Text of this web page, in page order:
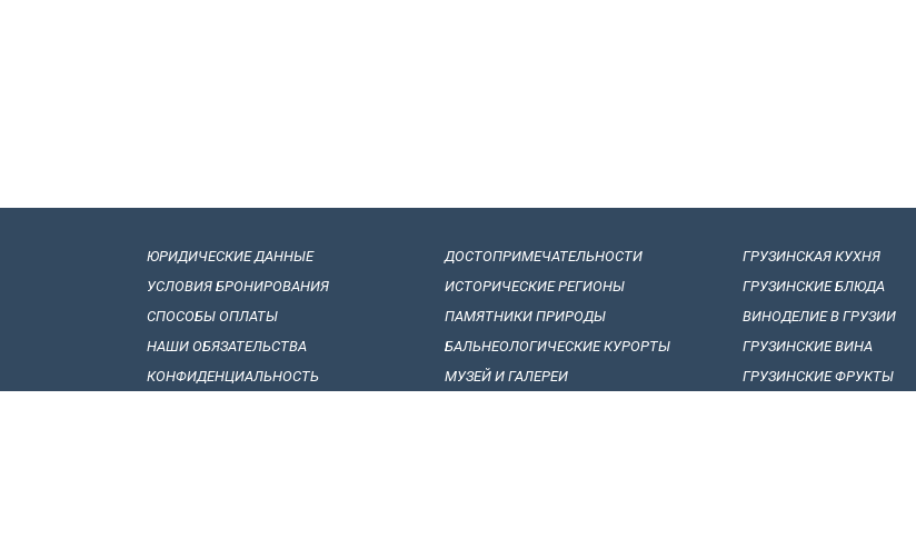
ЮРИДИЧЕСКИЕ ДАННЫЕ
УСЛОВИЯ БРОНИРОВАНИЯ
СПОСОБЫ ОПЛАТЫ
НАШИ ОБЯЗАТЕЛЬСТВА
КОНФИДЕНЦИАЛЬНОСТЬ
ДОСТОПРИМЕЧАТЕЛЬНОСТИ
ИСТОРИЧЕСКИЕ РЕГИОНЫ
ПАМЯТНИКИ ПРИРОДЫ
БАЛЬНЕОЛОГИЧЕСКИЕ КУРОРТЫ
МУЗЕЙ И ГАЛЕРЕИ
ГРУЗИНСКАЯ КУХНЯ
ГРУЗИНСКИЕ БЛЮДА
ВИНОДЕЛИЕ B ГРУЗИИ
ГРУЗИНСКИЕ ВИНА
ГРУЗИНСКИЕ ФРУКТЫ